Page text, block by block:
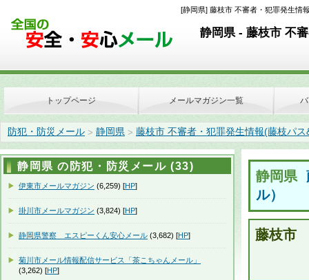
[静岡県] 藤枝市 不審者・犯罪発生
静岡県 - 藤枝市 不
防犯・防災メール > 静岡県 > 藤枝市 不審者・犯罪発生情報(藤枝パ
静岡県
ル）
藤枝市
トップページ メールマガジン一覧
静岡県 の防犯・防災メール (33)
伊東市メールマガジン (6,259) [HP]
掛川市メールマガジン (3,824) [HP]
静岡県警察 エスピーくん安心メール (3,682) [HP]
菊川市メール情報配信サービス「茶こちゃんメール」
(3,262) [HP]